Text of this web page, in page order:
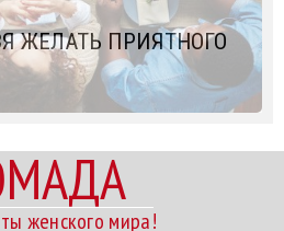
ЖЕЛАТЬ ПРИЯТНОГО
женского мира!